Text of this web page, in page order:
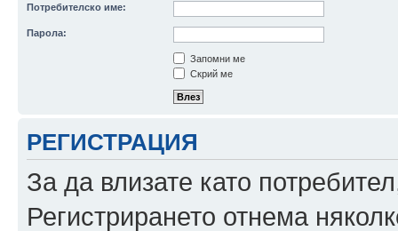
Потребителско име:
Парола:
Запомни ме
Скрий ме
РЕГИСТРАЦИЯ
За да влизате като
Регистрирането отнема